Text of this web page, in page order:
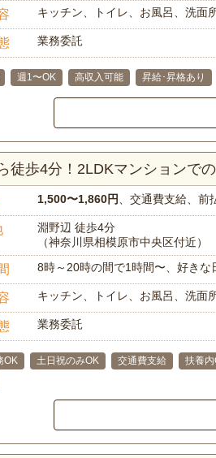
キッチン、トイレ、お風呂、洗面
業務委託
週1〜OK 高収入可能 昇給･昇格あり
徒歩4分！2LDKマンションで
1,500〜1,860円 、交通費支給、前
淵野辺 徒歩4分
（神奈川県相模原市中央区付近）
8時～20時の間で1時間〜、好き
キッチン、トイレ、お風呂、洗面
業務委託
OK 土日祝のみOK 交通費支給 扶養